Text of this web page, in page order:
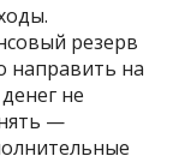
резерв
направить на
не
—